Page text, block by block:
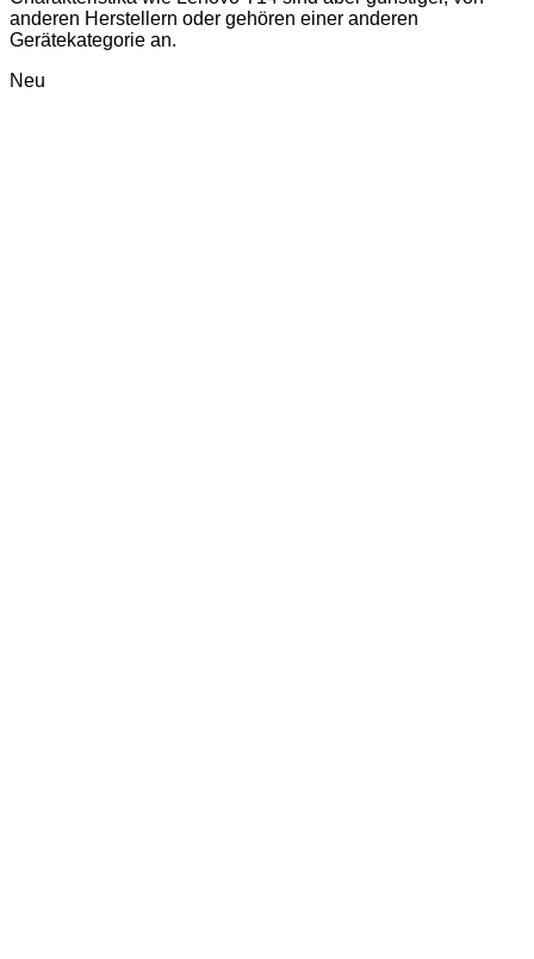
anderen Herstellern oder gehören einer anderen
Gerätekategorie an.
Neu